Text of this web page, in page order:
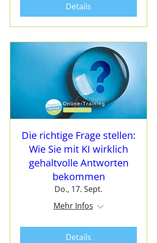
Details
Die richtige Frage stellen:
Wie Sie mit KI wirklich
gehaltvolle Antworten
bekommen
Do., 17. Sept.
Mehr Infos
Details